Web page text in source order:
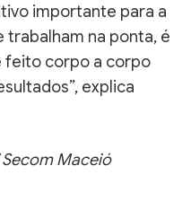
importante para a
na ponta, é
feito corpo a corpo
explica
Maceió